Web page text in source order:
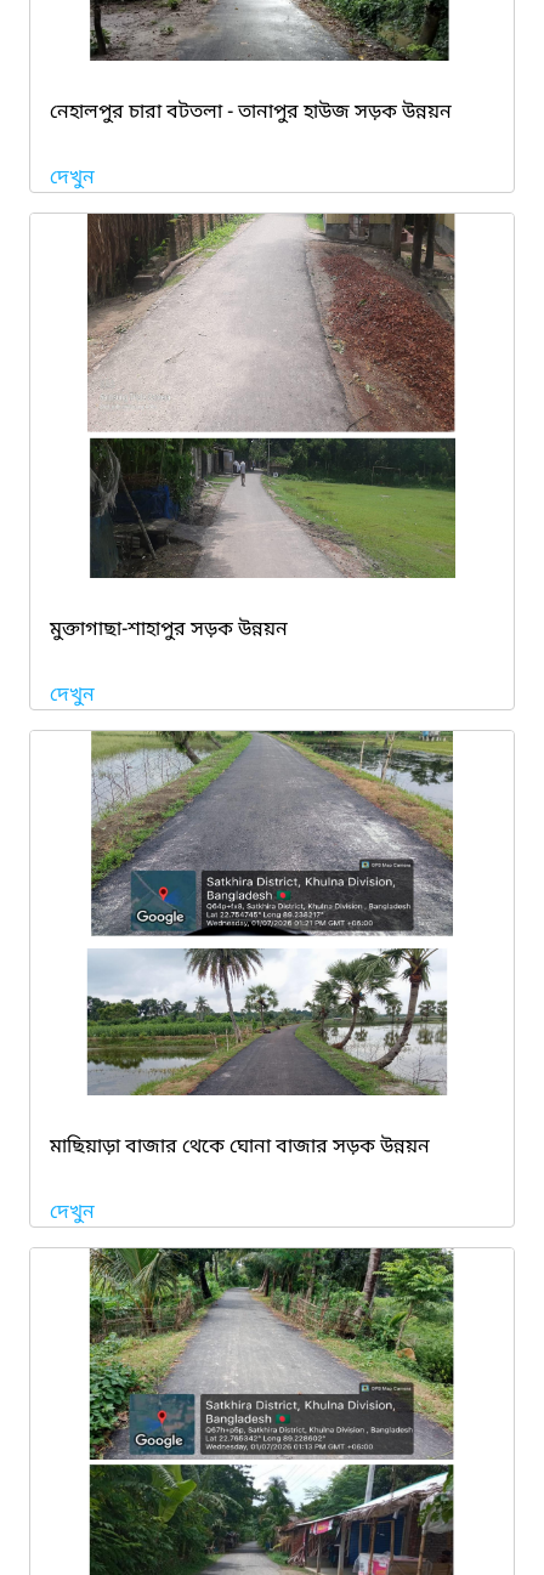
নেহালপুর চারা বটতলা - তানাপুর হাউজ সড়ক উন্নয়ন
দেখুন
মুক্তাগাছা-শাহাপুর সড়ক উন্নয়ন
দেখুন
মাছিয়াড়া বাজার থেকে ঘোনা বাজার সড়ক উন্নয়ন
দেখুন